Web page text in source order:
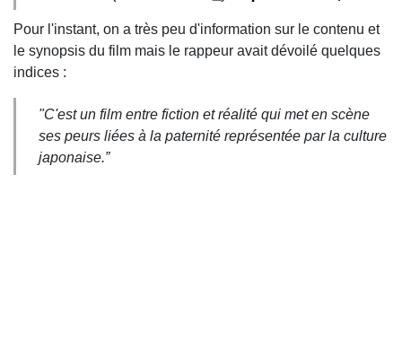
Pour l'instant, on a très peu d'information sur le contenu et
le synopsis du film mais le rappeur avait dévoilé quelques
indices :
"C'est un film entre fiction et réalité qui met en scène
ses peurs liées à la paternité représentée par la culture
japonaise.”